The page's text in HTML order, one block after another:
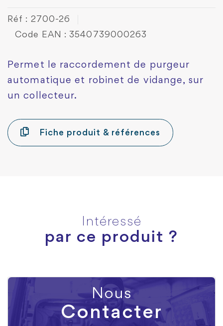
Réf : 2700-26
Code EAN : 3540739000263
Permet le raccordement de purgeur
automatique et robinet de vidange, sur
un collecteur.
Fiche produit & références
Intéressé
par ce produit ?
Nous
Contacter